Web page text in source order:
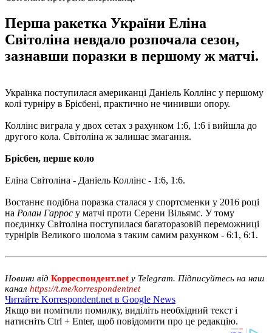
Перша ракетка України Еліна
Світоліна невдало розпочала сезон,
зазнавши поразки в першому ж матчі.
Українка поступилася американці Даніель Коллінс у першому
колі турніру в Брісбені, практично не чинивши опору.
Коллінс виграла у двох сетах з рахунком 1:6, 1:6 і вийшла до
другого кола. Світоліна ж залишає змагання.
Брісбен, перше коло
Еліна Світоліна - Даніель Коллінс - 1:6, 1:6.
Востаннє подібна поразка сталася у спортсменки у 2016 році
на Ролан Гаррос у матчі проти Серени Вільямс. У тому
поєдинку Світоліна поступилася багаторазовій переможниці
турнірів Великого шолома з таким самим рахунком - 6:1, 6:1.
Новини від Корреспондент.net у Telegram. Підписуйтесь на наш
канал https://t.me/korrespondentnet
Читайте Korrespondent.net в Google News
Якщо ви помітили помилку, виділіть необхідний текст і
натисніть Ctrl + Enter, щоб повідомити про це редакцію.